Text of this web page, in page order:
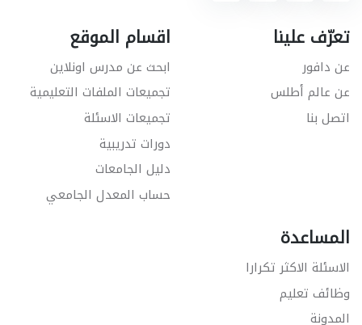
تعرّف علينا
عن دافور
عن عالم أطلس
اتصل بنا
اقسام الموقع
ابحث عن مدرس اونلاين
تجميعات الملفات التعليمية
تجميعات الاسئلة
دورات تدريبية
دليل الجامعات
حساب المعدل الجامعي
المساعدة
الاسئلة الاكثر تكرارا
وظائف تعليم
المدونة